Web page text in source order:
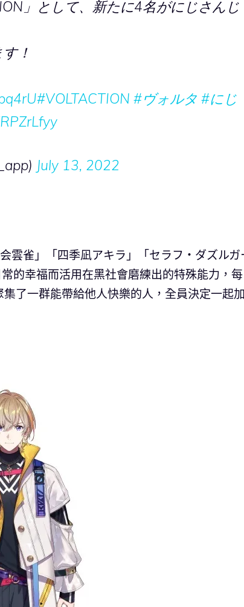
」として、新たに4名がにじさんじ
！
#VOLTACTION #ヴォルタ #にじ
July 13, 2022
雲雀」「四季凪アキラ」「セラフ・ダズルガ
的幸福而活用在黑社會磨練出的特殊能力，
了一群能帶給他人快樂的人，全員決定一起